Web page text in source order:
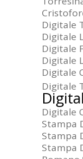
Digitale
Digitale
Digitale
Digitale
Digitale
Digitale
Digitale
Stampa
Stampa
Stampa